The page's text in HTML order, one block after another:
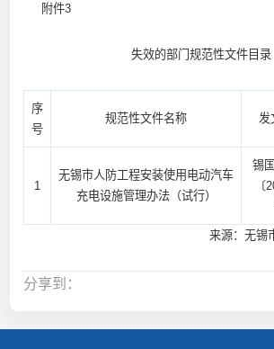
附件3
失效的部门规范性文件目录
序
号
规范性文件名称 发
1
无锡市人防工程安装使用电动汽车
充电设施管理办法（试行）
锡
〔
来源：无锡
分享到：